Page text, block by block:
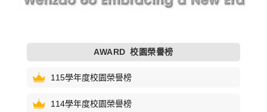
AWARD 校園榮譽榜
115學年度校園榮譽榜
114學年度校園榮譽榜